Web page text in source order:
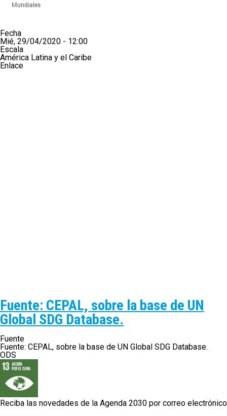
Fecha
Mié, 29/04/2020 - 12:00
Escala
América Latina y el Caribe
Enlace
Fuente: CEPAL, sobre la base de UN
Global SDG Database.
Fuente
Fuente: CEPAL, sobre la base de UN Global SDG Database.
ODS
Reciba las novedades de la Agenda 2030 por correo electrónico